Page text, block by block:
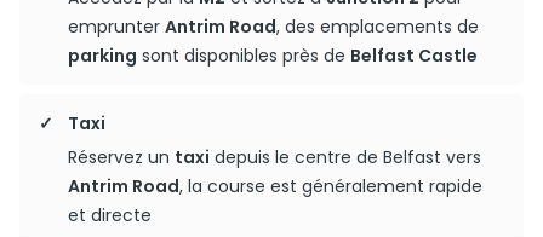
emprunter Antrim Road, des emplacements de
parking sont disponibles près de Belfast Castle
Taxi
Réservez un taxi depuis le centre de Belfast vers
Antrim Road, la course est généralement rapide
et directe